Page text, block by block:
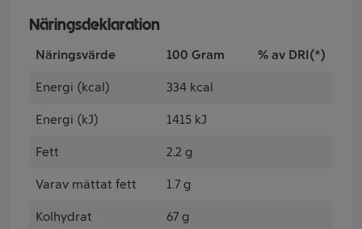
Näringsdeklaration
Näringsvärde 100 Gram % av DRI(*)
Energi (kcal) 334 kcal
Energi (kJ) 1415 kJ
Fett 2.2 g
Varav mättat fett 1.7 g
Kolhydrat 67 g